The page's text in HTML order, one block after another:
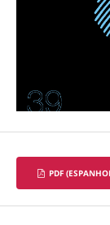
PDF